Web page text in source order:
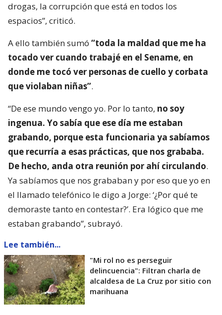
drogas, la corrupción que está en todos los
espacios”, criticó.
A ello también sumó “toda la maldad que me ha
tocado ver cuando trabajé en el Sename, en
donde me tocó ver personas de cuello y corbata
que violaban niñas”.
“De ese mundo vengo yo. Por lo tanto, no soy
ingenua. Yo sabía que ese día me estaban
grabando, porque esta funcionaria ya sabíamos
que recurría a esas prácticas, que nos grababa.
De hecho, anda otra reunión por ahí circulando.
Ya sabíamos que nos grababan y por eso que yo en
el llamado telefónico le digo a Jorge: ‘¿Por qué te
demoraste tanto en contestar?’. Era lógico que me
estaban grabando”, subrayó.
Lee también...
"Mi rol no es perseguir
delincuencia": Filtran charla de
alcaldesa de La Cruz por sitio con
marihuana